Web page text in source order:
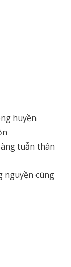
huyền
tuẫn thân
nguyền cùng